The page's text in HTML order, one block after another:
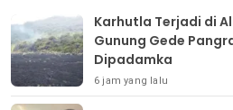
Karhutla Terjadi di
Gunung Gede
Dipadamka
6 jam yang lalu